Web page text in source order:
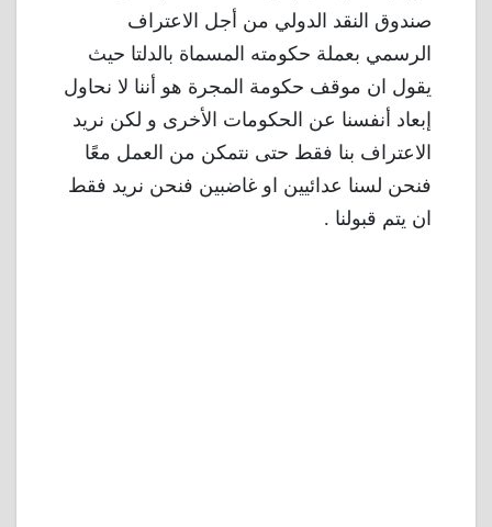
صندوق النقد الدولي من أجل الاعتراف
الرسمي بعملة حكومته المسماة بالدلتا حيث
يقول ان موقف حكومة المجرة هو أننا لا نحاول
إبعاد أنفسنا عن الحكومات الأخرى و لكن نريد
الاعتراف بنا فقط حتى نتمكن من العمل معًا
فنحن لسنا عدائيين او غاضبين فنحن نريد فقط
ان يتم قبولنا .